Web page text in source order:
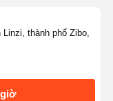
thành phố Zibo,